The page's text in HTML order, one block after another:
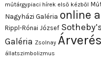
műtárgypiaci hírek első kézből
Nagyházi Galéria online
Rippl-Rónai József
Galéria Zsolnay Árverés
állatszimbolizmus